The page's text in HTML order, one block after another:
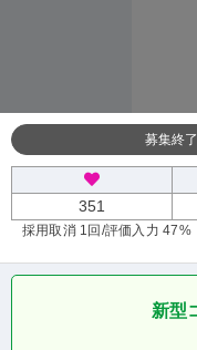
募集終了
351
採用取消 1回 /評価入力 47%
新型